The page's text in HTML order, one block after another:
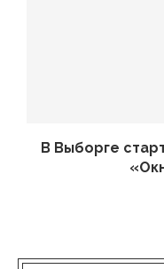
В Выборге